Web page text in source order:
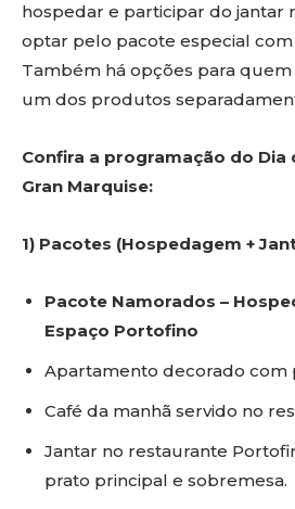
hospedar e participar do jantar
optar pelo pacote especial
Também há opções para
um dos produtos
Confira a programação do Dia
Gran Marquise:
1) Pacotes (Hospedagem +
Pacote Namorados –
Espaço Portofino
Apartamento decorado com
Café da manhã servido no
Jantar no restaurante
prato principal e sobremesa.